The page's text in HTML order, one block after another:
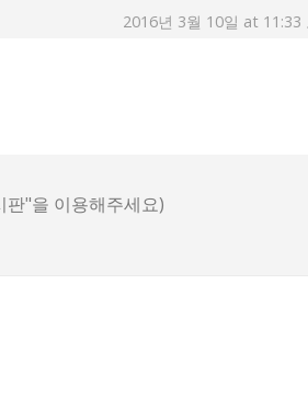
2016년 3월 10일 at 11:33
"을 이용해주세요)